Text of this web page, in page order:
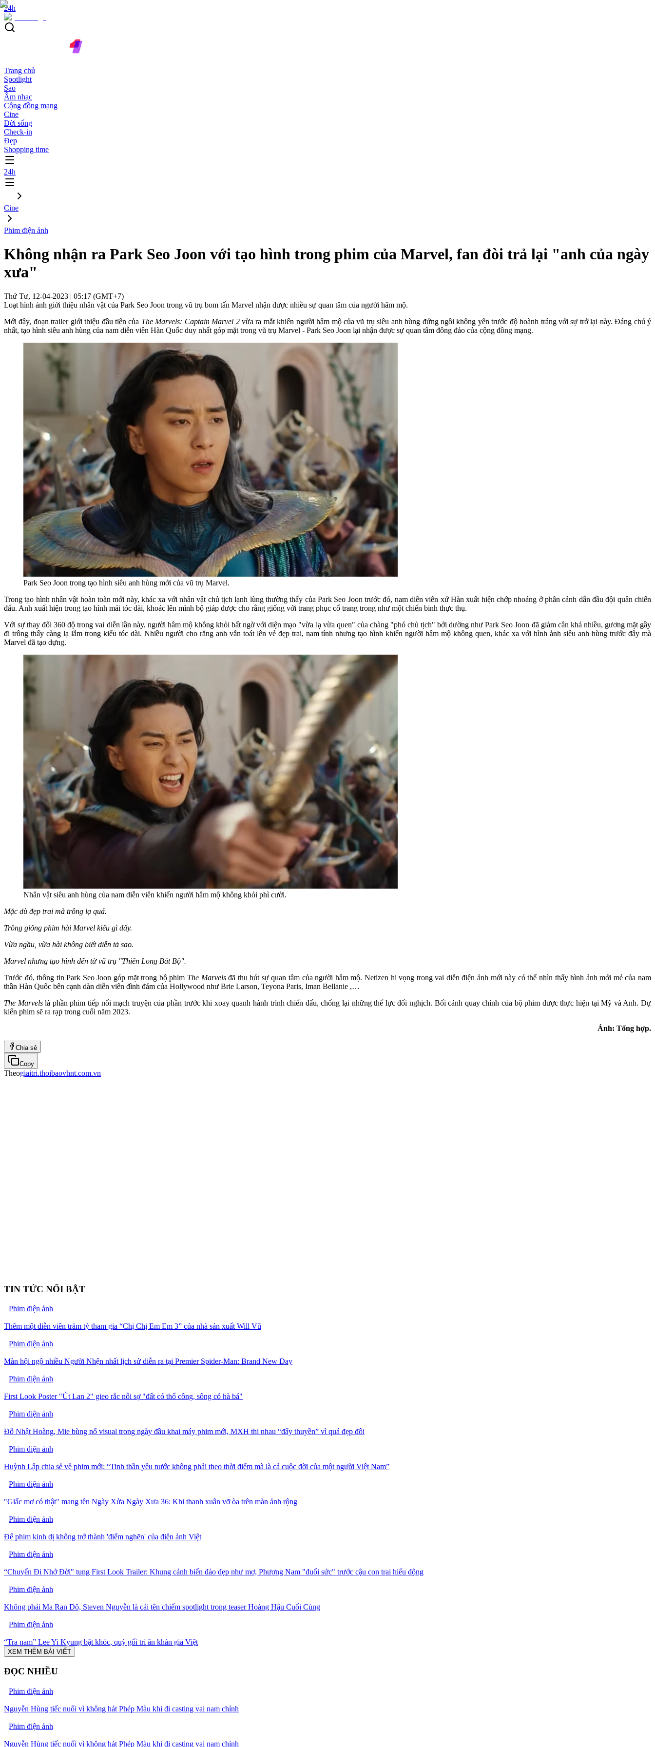
24h
Trang chủ
Spotlight
Sao
Âm nhạc
Cộng đồng mạng
Cine
Đời sống
Check-in
Đẹp
Shopping time
24h
Cine
Phim điện ảnh
Không nhận ra Park Seo Joon với tạo hình trong phim của Marvel, fan đòi trả lại "anh của ngày
xưa"
Thứ Tư, 12-04-2023 | 05:17 (GMT+7)
Loạt hình ảnh giới thiệu nhân vật của Park Seo Joon trong vũ trụ bom tấn Marvel nhận được nhiều sự quan tâm của người hâm mộ.
Mới đây, đoạn trailer giới thiệu đầu tiên của The Marvels: Captain Marvel 2vừa ra mắt khiến người hâm mộ của vũ trụ siêu anh hùng đứng ngồi không yên trước độ hoành tráng với sự trở lại này. Đáng chú ý
nhất, tạo hình siêu anh hùng của nam diễn viên Hàn Quốc duy nhất góp mặt trong vũ trụ Marvel - Park Seo Joon lại nhận được sự quan tâm đông đảo của cộng đồng mạng.
Park Seo Joon trong tạo hình siêu anh hùng mới của vũ trụ Marvel.
Trong tạo hình nhân vật hoàn toàn mới này, khác xa với nhân vật chủ tịch lạnh lùng thường thấy của Park Seo Joon trước đó, nam diễn viên xứ Hàn xuất hiện chớp nhoáng ở phân cảnh dẫn đầu đội quân chiến
đấu. Anh xuất hiện trong tạo hình mái tóc dài, khoác lên mình bộ giáp được cho rằng giống với trang phục cổ trang trong như một chiến binh thực thụ.
Với sự thay đổi 360 độ trong vai diễn lần này, người hâm mộ không khỏi bất ngờ với diện mạo "vừa lạ vừa quen" của chàng "phó chủ tịch" bởi dường như Park Seo Joon đã giảm cân khá nhiều, gương mặt gầy
đi trông thấy càng lạ lẫm trong kiểu tóc dài. Nhiều người cho rằng anh vẫn toát lên vẻ đẹp trai, nam tính nhưng tạo hình khiến người hâm mộ không quen, khác xa với hình ảnh siêu anh hùng trước đây mà
Marvel đã tạo dựng.
Nhân vật siêu anh hùng của nam diễn viên khiến người hâm mộ không khỏi phì cười.
Mặc dù đẹp trai mà trông lạ quá.
Trông giống phim hài Marvel kiểu gì đấy.
Vừa ngầu, vừa hài không biết diễn tả sao.
Marvel nhưng tạo hình đến từ vũ trụ "Thiên Long Bát Bộ".
Trước đó, thông tin Park Seo Joon góp mặt trong bộ phim The Marvelsđã thu hút sự quan tâm của người hâm mộ. Netizen hi vọng trong vai diễn điện ảnh mới này có thể nhìn thấy hình ảnh mới mẻ của nam
thần Hàn Quốc bên cạnh dàn diễn viên đình đám của Hollywood như Brie Larson, Teyona Paris, Iman Bellanie ,…
The Marvelslà phần phim tiếp nối mạch truyện của phần trước khi xoay quanh hành trình chiến đấu, chống lại những thế lực đối nghịch. Bối cảnh quay chính của bộ phim được thực hiện tại Mỹ và Anh. Dự
kiến phim sẽ ra rạp trong cuối năm 2023.
Ảnh: Tổng hợp.
Chia sẻ
Copy
Theogiaitri.thoibaovhnt.com.vn
TIN TỨC NỔI BẬT
Phim điện ảnh
Thêm một diễn viên trăm tỷ tham gia “Chị Chị Em Em 3” của nhà sản xuất Will Vũ
Phim điện ảnh
Màn hội ngộ nhiều Người Nhện nhất lịch sử diễn ra tại Premier Spider-Man: Brand New Day
Phim điện ảnh
First Look Poster "Út Lan 2" gieo rắc nỗi sợ "đất có thổ công, sông có hà bá"
Phim điện ảnh
Đỗ Nhật Hoàng, Mie bùng nổ visual trong ngày đầu khai máy phim mới, MXH thi nhau “đẩy thuyền” vì quá đẹp đôi
Phim điện ảnh
Huỳnh Lập chia sẻ về phim mới: “Tinh thần yêu nước không phải theo thời điểm mà là cả cuộc đời của một người Việt Nam”
Phim điện ảnh
"Giấc mơ có thật" mang tên Ngày Xửa Ngày Xưa 36: Khi thanh xuân vỡ òa trên màn ảnh rộng
Phim điện ảnh
Để phim kinh dị không trở thành 'điểm nghẽn' của điện ảnh Việt
Phim điện ảnh
“Chuyến Đi Nhớ Đời" tung First Look Trailer: Khung cảnh biển đảo đẹp như mơ, Phương Nam "đuối sức" trước cậu con trai hiếu động
Phim điện ảnh
Không phải Ma Ran Dô, Steven Nguyễn là cái tên chiếm spotlight trong teaser Hoàng Hậu Cuối Cùng
Phim điện ảnh
“Tra nam” Lee Yi Kyung bật khóc, quỳ gối tri ân khán giả Việt
XEM THÊM BÀI VIẾT
ĐỌC NHIỀU
Phim điện ảnh
Nguyễn Hùng tiếc nuối vì không hát Phép Màu khi đi casting vai nam chính
Phim điện ảnh
Nguyễn Hùng tiếc nuối vì không hát Phép Màu khi đi casting vai nam chính